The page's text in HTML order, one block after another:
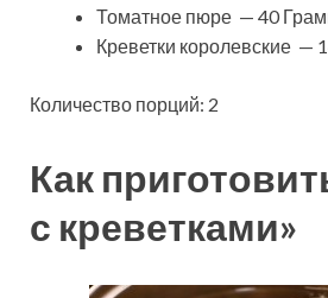
Томатное пюре — 40
Креветки королевские —
Количество порций: 2
Как
с креветками»